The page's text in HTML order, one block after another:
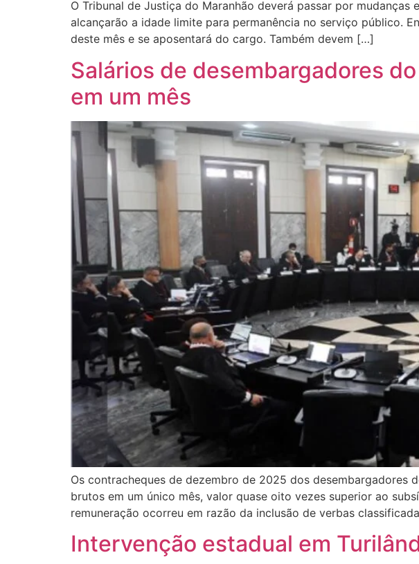
O Tribunal de Justiça do Maranhão deverá passar por
alcançarão a idade limite para permanência no serviço público.
deste mês e se aposentará do cargo. Também devem […]
Salários de desembargadores
em um mês
Os contracheques de dezembro de 2025 dos desembargadores
brutos em um único mês, valor quase oito vezes superior ao
remuneração ocorreu em razão da inclusão de verbas
Intervenção estadual em